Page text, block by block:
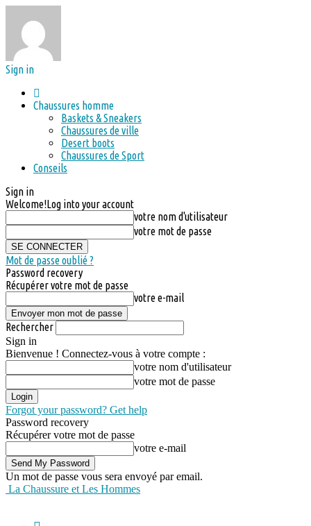
Sign in
Chaussures homme
Baskets & Sneakers
Chaussures de ville
Desert boots
Chaussures de Sport
Conseils
Sign in
Welcome!Log into your account
votre nom d'utilisateur
votre mot de passe
Mot de passe oublié ?
Password recovery
Récupérer votre mot de passe
votre e-mail
Rechercher
Sign in
Bienvenue ! Connectez-vous à votre compte :
votre nom d'utilisateur
votre mot de passe
Forgot your password? Get help
Password recovery
Récupérer votre mot de passe
votre e-mail
Un mot de passe vous sera envoyé par email.
La Chaussure et Les Hommes